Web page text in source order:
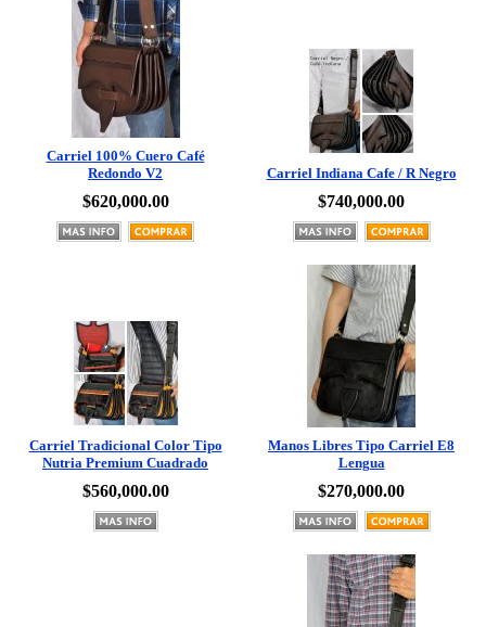
Carriel 100% Cuero Café
Redondo V2
$620,000.00
Carriel Indiana Cafe / R Negro
$740,000.00
Carriel Tradicional Color Tipo
$560,000.00
Manos Libres Tipo Carriel E8
Lengua
$270,000.00